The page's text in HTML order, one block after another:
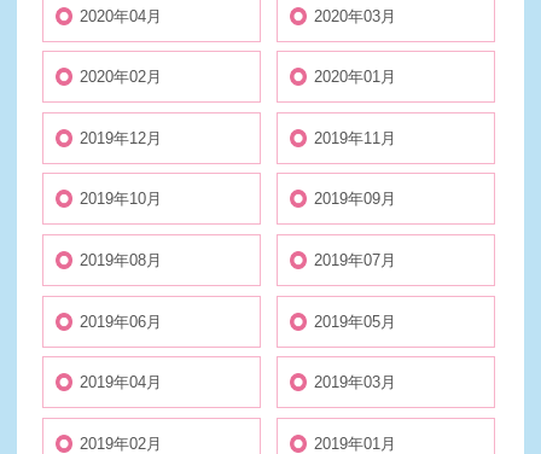
2020年04月 2020年03月
2020年02月 2020年01月
2019年12月 2019年11月
2019年10月 2019年09月
2019年08月 2019年07月
2019年06月 2019年05月
2019年04月 2019年03月
2019年02月 2019年01月